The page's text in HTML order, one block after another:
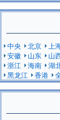
中央 北京 上
安徽
山东 山
浙江
海南 湖
黑龙江
香港